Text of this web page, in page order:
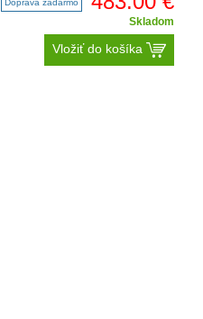
plynového hořáku v roz..
Doprava zadarmo
Skladom
Vložiť do košíka